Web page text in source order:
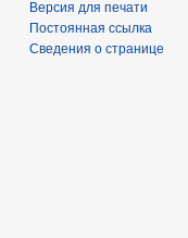
Версия для печати
Постоянная ссылка
Сведения о странице